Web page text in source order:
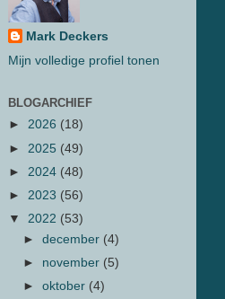
Mark Deckers
Mijn volledige profiel tonen
BLOGARCHIEF
► 2026 (18)
► 2025 (49)
► 2024 (48)
► 2023 (56)
▼ 2022 (53)
►december (4)
► november (5)
►oktober (4)